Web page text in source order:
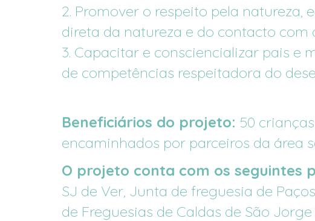
2. Promover o respeito pela natureza,
direta da natureza e do contacto com
3. Capacitar e consciencializar pais e
de competências respeitadora do
Beneficiários do projeto: 50
encaminhados por parceiros da área
O projeto conta com os seguintes
SJ de Ver, Junta de freguesia de
de Freguesias de Caldas de São